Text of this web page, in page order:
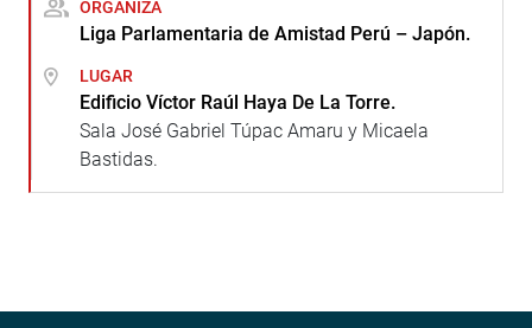
ORGANIZA
Liga Parlamentaria de Amistad Perú – Japón.
LUGAR
Edificio Víctor Raúl Haya De La Torre.
Sala José Gabriel Túpac Amaru y Micaela
Bastidas.